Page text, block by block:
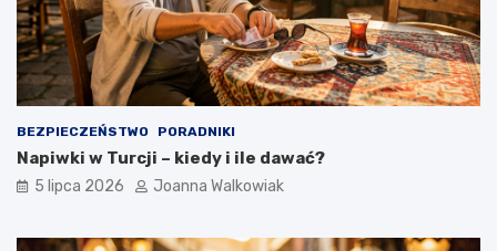
BEZPIECZEŃSTWO PORADNIKI
Napiwki w Turcji – kiedy i ile dawać?
5 lipca 2026 Joanna Walkowiak